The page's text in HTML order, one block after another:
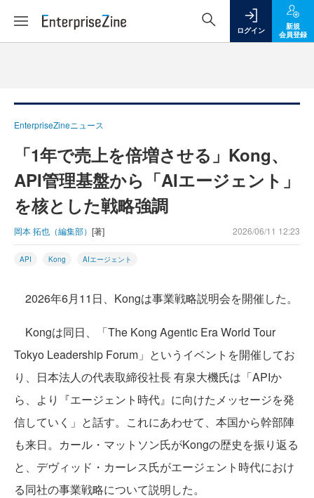
ログイン
新規
会員登録
EnterpriseZineニュース
「1年で売上を倍増させる」Kong、
API管理基盤から「AIエージェント」
を核とした戦略強調
岡本 拓也（編集部） [著] 2026/06/11 12:23
API Kong AIエージェント
2026年6月11日、Kongは事業戦略説明会を開催した。
Kongは同日、「The Kong Agentic Era World Tour
Tokyo Leadership Forum」というイベントを開催してお
り、日本法人の代表取締役社長 有泉大機氏は「APIか
ら、より『エージェント時代』に向けたメッセージを発
信していく」と話す。これにあわせて、本国から幹部陣
も来日。カール・マットソン氏がKongの歴史を振り返る
と、デヴィッド・カーレス氏がエージェント時代におけ
る同社の事業戦略について説明した。